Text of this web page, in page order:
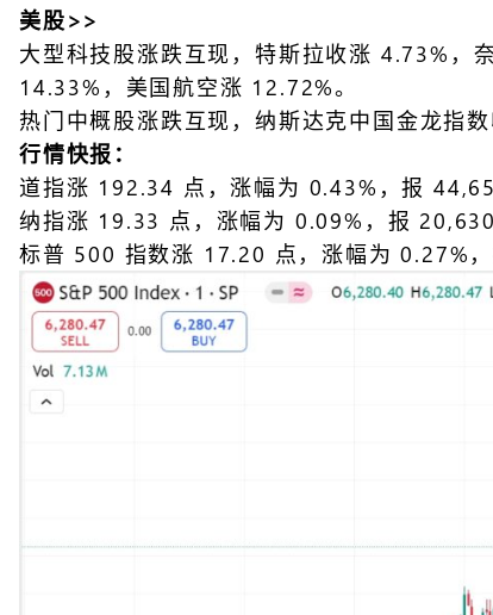
美股>>
大型科技股涨跌互现，特斯拉收涨 4.73%，
14.33%，美国航空涨 12.72%。
热门中概股涨跌互现，纳斯达克中国金龙指
行情快报：
道指涨 192.34 点，涨幅为 0.43%，报
纳指涨 19.33 点，涨幅为 0.09%，报
标普 500 指数涨 17.20 点，涨幅为 0.27%